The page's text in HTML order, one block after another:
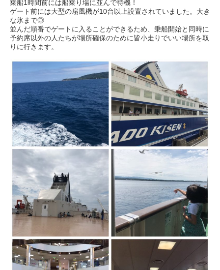
乗船1時間前には船乗り場に並んで待機！
ゲート前には大型の扇風機が10台以上設置されていました。大き
な氷まで◎
並んだ順番でゲートに入ることができるため、 乗船開始と同時に
予約席以外の人たちが場所確保のために皆小走り でいい場所を取
りに行きます。